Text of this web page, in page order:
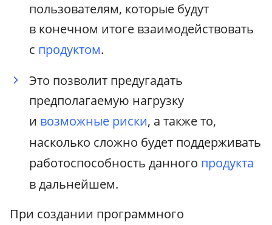
пользователям, которые будут
в конечном итоге взаимодействовать
с продуктом.
Это позволит предугадать
предполагаемую нагрузку
и возможные риски, а также то,
насколько сложно будет поддерживать
работоспособность данного продукта
в дальнейшем.
При создании программного